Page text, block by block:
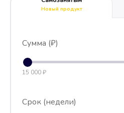
Новый продукт
Сумма (₽)
15 000 ₽
Срок (недели)